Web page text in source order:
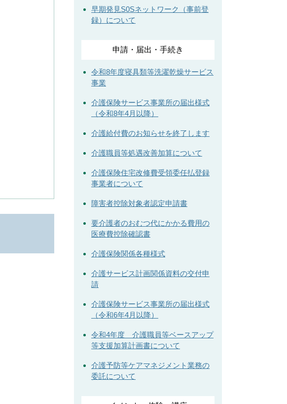
早期発見S0Sネットワーク（事前登
録）について
申請・届出・手続き
令和8年度寝具類等洗濯乾燥サービス
事業
介護保険サービス事業所の届出様式
（令和8年4月以降）
介護給付費のお知らせを終了します
介護職員等処遇改善加算について
介護保険住宅改修費受領委任払登録
事業者について
障害者控除対象者認定申請書
要介護者のおむつ代にかかる費用の
医療費控除確認書
介護保険関係各種様式
介護サービス計画関係資料の交付申
請
介護保険サービス事業所の届出様式
（令和6年4月以降）
令和4年度 介護職員等ベースアップ
等支援加算計画書について
介護予防等ケアマネジメント業務の
委託について